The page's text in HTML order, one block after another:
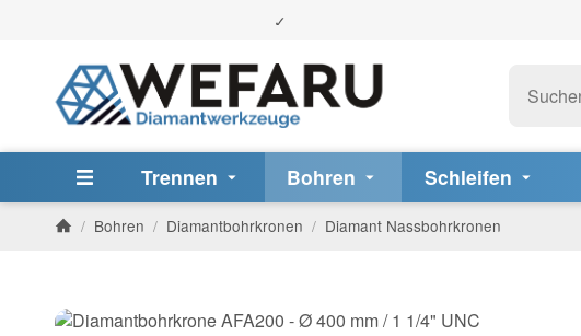
Trennen Bohren Schleifen
/ Bohren / Diamantbohrkronen / Diamant Nassbohrkronen